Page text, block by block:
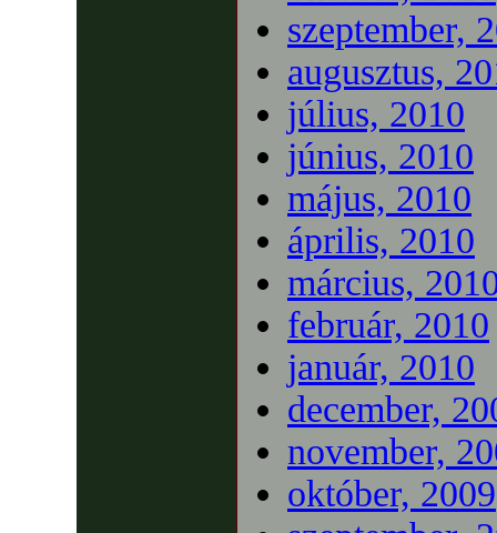
szeptember,
augusztus,
július, 2010
június, 2010
május, 2010
április, 2010
március,
február, 2010
január, 2010
december,
november,
október, 2009